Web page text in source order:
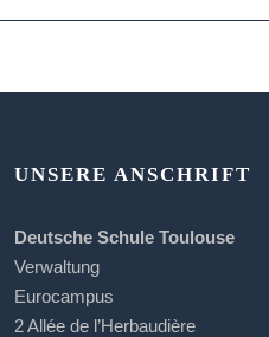
UNSERE ANSCHRIFT
Deutsche Schule Toulouse
Verwaltung
Eurocampus
2 Allée de l’Herbaudière